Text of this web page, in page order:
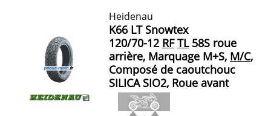
Heidenau
K66 LT Snowtex
120/70-12 RF TL58S roue
arrière, Marquage M+S, M/C,
Composé de caoutchouc
SILICA SIO2, Roue avant